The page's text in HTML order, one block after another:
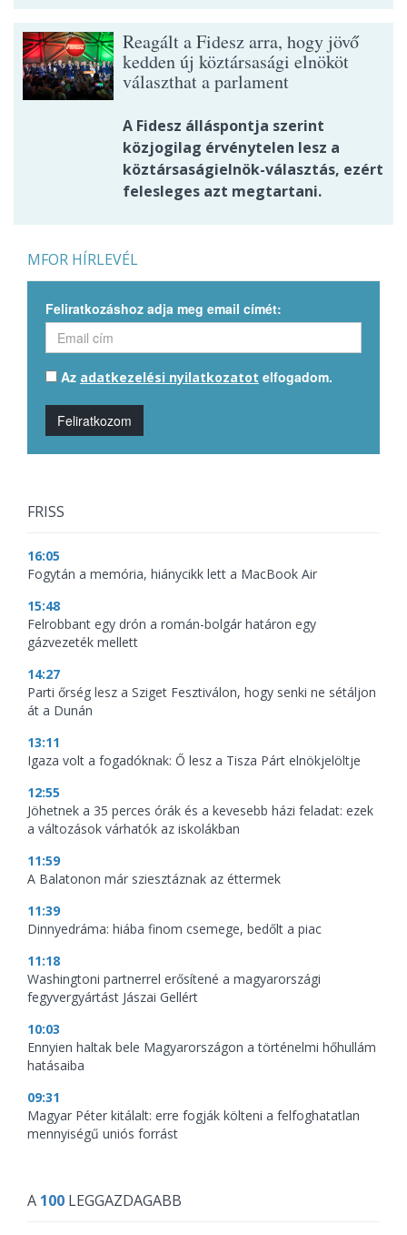
Reagált a Fidesz arra, hogy jövő
kedden új köztársasági elnököt
választhat a parlament
A Fidesz álláspontja szerint
közjogilag érvénytelen lesz a
köztársaságielnök-választás, ezért
felesleges azt megtartani.
MFOR HÍRLEVÉL
Feliratkozáshoz adja meg email címét:
Az adatkezelési nyilatkozatot elfogadom.
Feliratkozom
FRISS
16:05
Fogytán a memória, hiánycikk lett a MacBook Air
15:48
Felrobbant egy drón a román-bolgár határon egy
gázvezeték mellett
14:27
Parti őrség lesz a Sziget Fesztiválon, hogy senki ne sétáljon
át a Dunán
13:11
Igaza volt a fogadóknak: Ő lesz a Tisza Párt elnökjelöltje
12:55
Jöhetnek a 35 perces órák és a kevesebb házi feladat: ezek
a változások várhatók az iskolákban
11:59
A Balatonon már sziesztáznak az éttermek
11:39
Dinnyedráma: hiába finom csemege, bedőlt a piac
11:18
Washingtoni partnerrel erősítené a magyarországi
fegyvergyártást Jászai Gellért
10:03
Ennyien haltak bele Magyarországon a történelmi hőhullám
hatásaiba
09:31
Magyar Péter kitálalt: erre fogják költeni a felfoghatatlan
mennyiségű uniós forrást
A 100 LEGGAZDAGABB